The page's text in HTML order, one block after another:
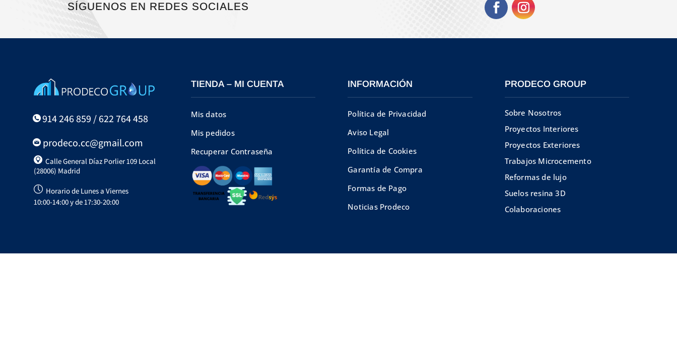
SÍGUENOS EN REDES SOCIALES
914 246 859 / 622 764 458
prodeco.cc@gmail.com
Calle General Díaz Porlier 109 Local
(28006) Madrid
Horario de Lunes a Viernes
10:00-14:00 y de 17:30-20:00
TIENDA – MI CUENTA
Mis datos
Mis pedidos
Recuperar Contraseña
INFORMACIÓN
Política de Privacidad
Aviso Legal
Política de Cookies
Garantía de Compra
Formas de Pago
Noticias Prodeco
PRODECO GROUP
Sobre Nosotros
Proyectos Interiores
Proyectos Exteriores
Trabajos Microcemento
Reformas de lujo
Suelos resina 3D
Colaboraciones